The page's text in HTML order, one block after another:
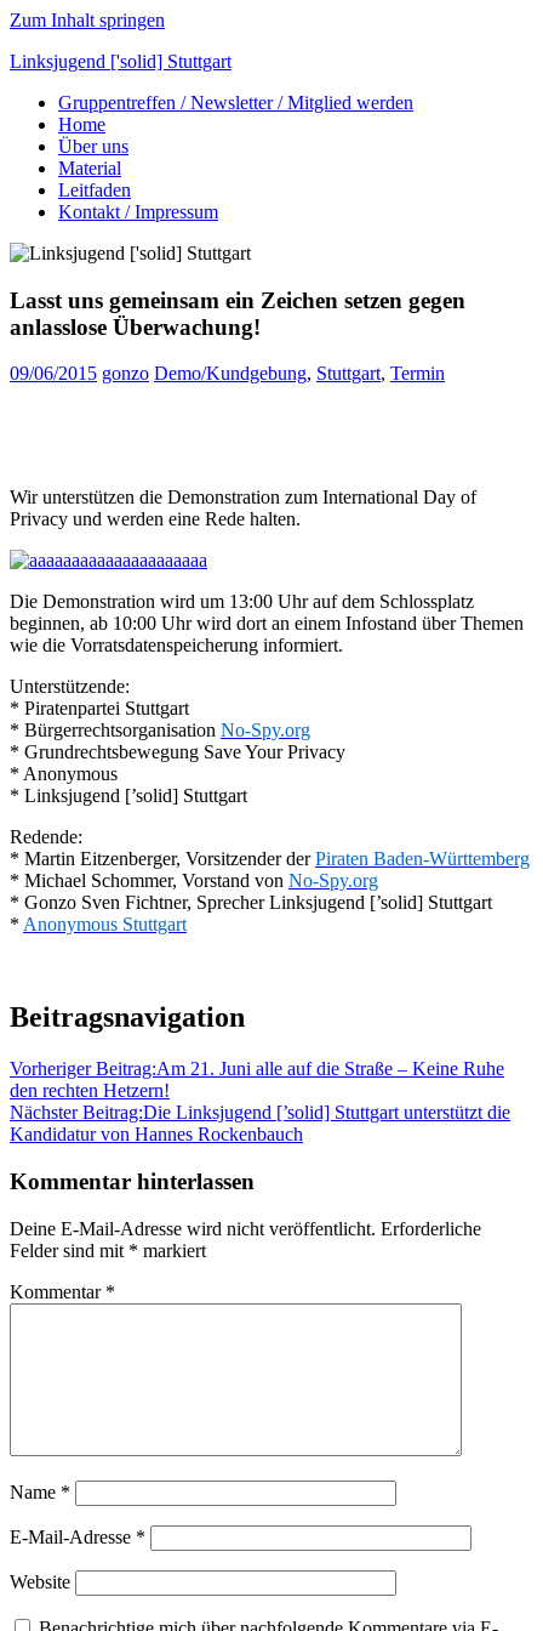
Zum Inhalt springen
Linksjugend ['solid] Stuttgart
Offizielle
Homepage
Linksjugend
['solid]
Gruppentreffen / Newsletter / Mitglied werden
Home
Über uns
Material
Leitfaden
Kontakt / Impressum
Lasst uns gemeinsam ein Zeichen setzen gegen
anlasslose Überwachung!
09/06/2015 gonzo Demo/Kundgebung, Stuttgart, Termin
Wir unterstützen die Demonstration zum International Day of
Privacy und werden eine Rede halten.
Die Demonstration wird um 13:00 Uhr auf dem Schlossplatz
beginnen, ab 10:00 Uhr wird dort an einem Infostand über Themen
wie die Vorratsdatenspeicherung informiert.
Unterstützende:
* Piratenpartei Stuttgart
* Bürgerrechtsorganisation No-Spy.org
* Grundrechtsbewegung Save Your Privacy
* Anonymous
* Linksjugend [’solid] Stuttgart
Redende:
* Martin Eitzenberger, Vorsitzender derPiraten Baden-Württemberg
* Michael Schommer, Vorstand von No-Spy.org
* Gonzo Sven Fichtner, Sprecher Linksjugend [’solid] Stuttgart
* Anonymous Stuttgart
Beitragsnavigation
Vorheriger Beitrag:Am 21. Juni alle auf die Straße – Keine Ruhe
den rechten Hetzern!
Nächster Beitrag:Die Linksjugend [’solid] Stuttgart unterstützt die
Kandidatur von Hannes Rockenbauch
Kommentar hinterlassen
Deine E-Mail-Adresse wird nicht veröffentlicht. Erforderliche
Felder sind mit * markiert
Kommentar *
Name *
E-Mail-Adresse *
Website